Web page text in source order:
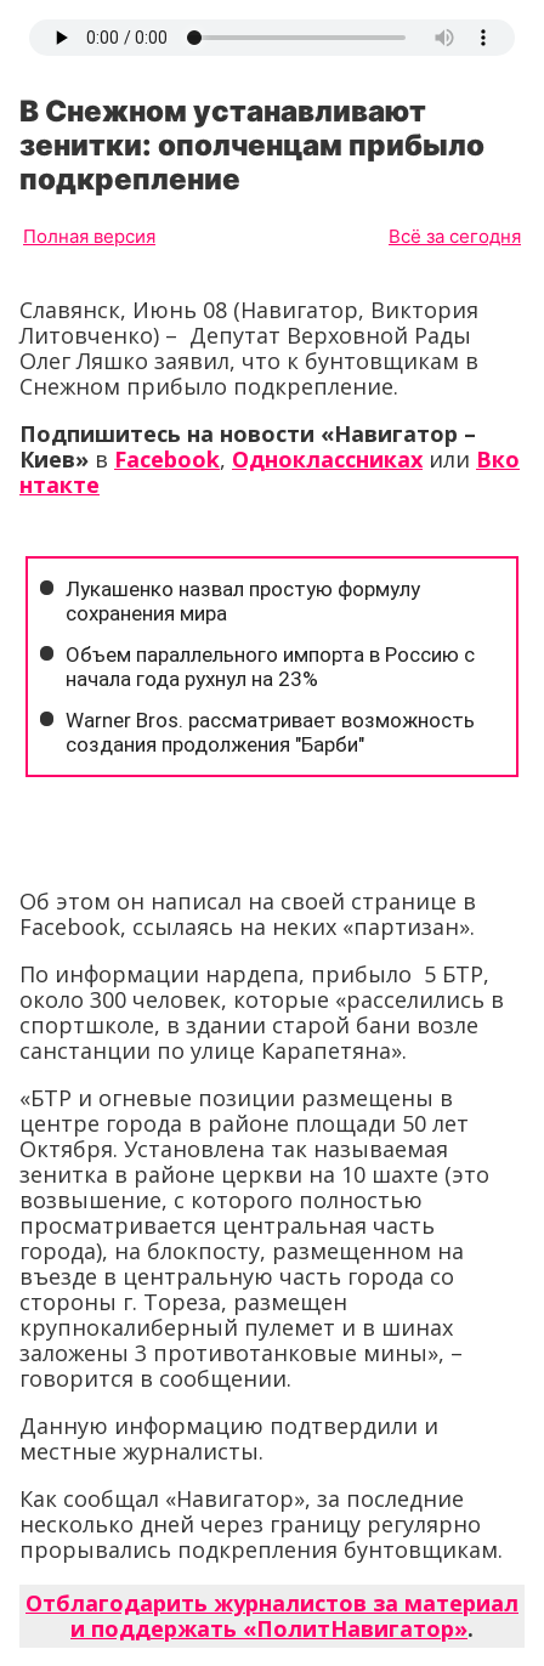
В Снежном устанавливают
зенитки: ополченцам прибыло
подкрепление
Полная версия Всё за сегодня
Славянск, Июнь 08 (Навигатор, Виктория
Литовченко) – Депутат Верховной Рады
Олег Ляшко заявил, что к бунтовщикам в
Снежном прибыло подкрепление.
Подпишитесь на новости «Навигатор –
Киев» в Facebook, Одноклассниках или Вко
нтакте
Об этом он написал на своей странице в
Facebook, ссылаясь на неких «партизан».
По информации нардепа, прибыло 5 БТР,
около 300 человек, которые «расселились в
спортшколе, в здании старой бани возле
санстанции по улице Карапетяна».
«БТР и огневые позиции размещены в
центре города в районе площади 50 лет
Октября. Установлена так называемая
зенитка в районе церкви на 10 шахте (это
возвышение, с которого полностью
просматривается центральная часть
города), на блокпосту, размещенном на
въезде в центральную часть города со
стороны г. Тореза, размещен
крупнокалиберный пулемет и в шинах
заложены 3 противотанковые мины», –
говорится в сообщении.
Данную информацию подтвердили и
местные журналисты.
Как сообщал «Навигатор», за последние
несколько дней через границу регулярно
прорывались подкрепления бунтовщикам.
Отблагодарить журналистов за материал
и поддержать «ПолитНавигатор».